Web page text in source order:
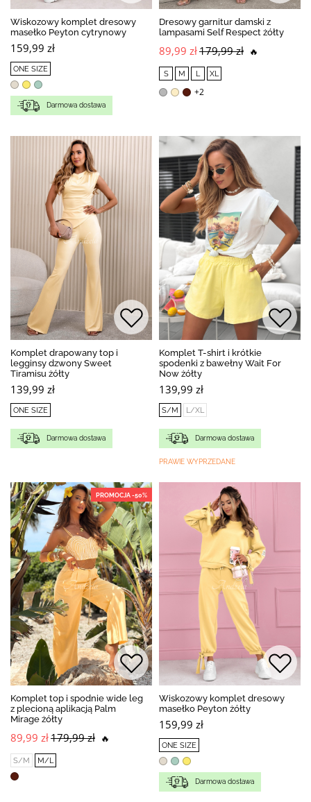
Wiskozowy komplet dresowy
masełko Peyton cytrynowy
159,99 zł
ONE SIZE
Darmowa dostawa
Dresowy garnitur damski z
lampasami Self Respect żółty
89,99 zł179,99 zł 🔥
S M L XL
+2
Komplet drapowany top i
legginsy dzwony Sweet
Tiramisu żółty
139,99 zł
ONE SIZE
Darmowa dostawa
Komplet T-shirt i krótkie
spodenki z bawełny Wait For
Now żółty
139,99 zł
S/M L/XL
Darmowa dostawa
PRAWIE WYPRZEDANE
PROMOCJA -50%
Komplet top i spodnie wide leg
z plecioną aplikacją Palm
Mirage żółty
89,99 zł179,99 zł 🔥
S/M M/L
Wiskozowy komplet dresowy
masełko Peyton żółty
159,99 zł
ONE SIZE
Darmowa dostawa